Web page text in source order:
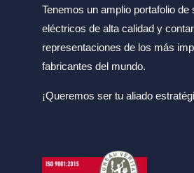
Tenemos un amplio portafolio de
eléctricos de alta calidad y
representaciones de los más
fabricantes del mundo.
¡Queremos ser tu aliado